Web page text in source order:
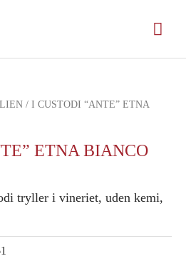
/ I CUSTODI “ANTE” ETNA
ETNA BIANCO
tryller i vineriet, uden kemi,